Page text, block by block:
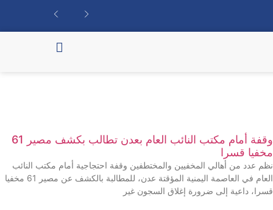
وقفة أمام مكتب النائب العام بعدن تطالب بكشف مصير 61
مخفيا قسرا
نظم عدد من أهالي المخفيين والمختطفين وقفة احتجاجية أمام مكتب النائب
العام في العاصمة اليمنية المؤقتة عدن، للمطالبة بالكشف عن مصير 61 مخفيا
قسرا، داعية إلى ضرورة إغلاق السجون غير